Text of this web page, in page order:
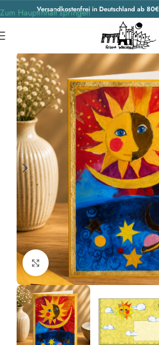
Versandkostenfrei in Deutschland ab 80€
Zum Hauptinhalt springen
Accessoires
Zum Vergrößern klicken